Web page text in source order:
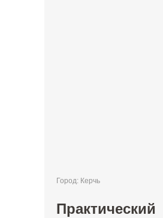
Город: Керчь
Практический